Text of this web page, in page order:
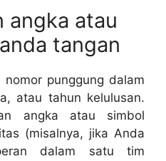
angka atau
tangan
punggung dalam
atau tahun kelulusan.
angka atau simbol
(misalnya, jika Anda
dalam satu tim